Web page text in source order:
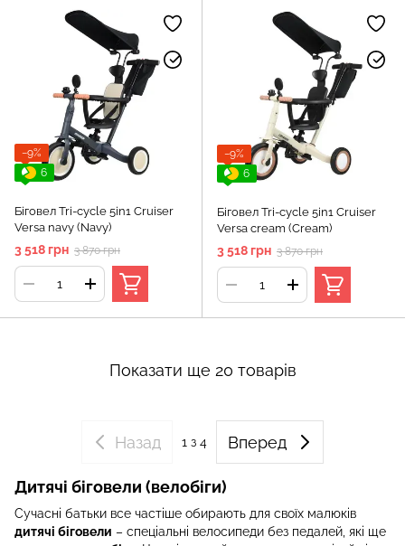
−9%
6
Біговел Tri-cycle 5in1 Cruiser
Versa navy (Navy)
3 518 грн 3 870 грн
−9%
6
Біговел Tri-cycle 5in1 Cruiser
Versa cream (Cream)
3 518 грн 3 870 грн
Показати ще 20 товарів
Назад 1 з 4 Вперед
Дитячі біговели (велобіги)
Сучасні батьки все частіше обирають для своїх малюків
дитячі біговели – спеціальні велосипеди без педалей, які ще